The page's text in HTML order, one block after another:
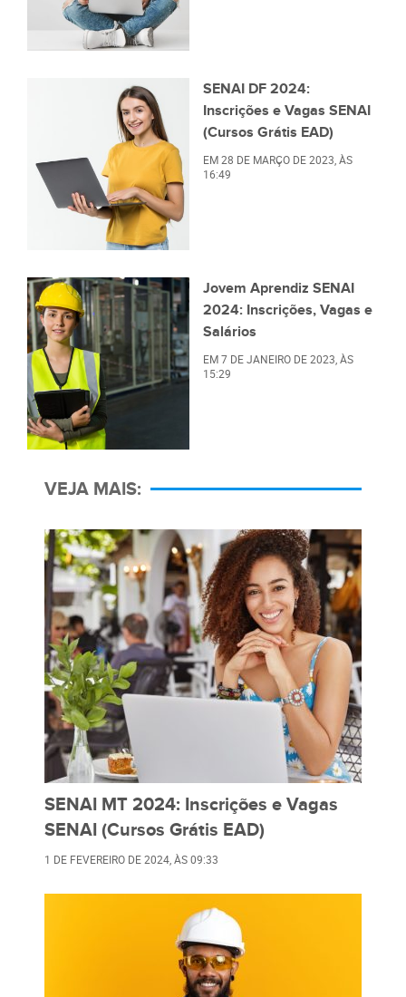
SENAI DF 2024:
Inscrições e Vagas SENAI
(Cursos Grátis EAD)
EM28 DE MARÇO DE 2023 , ÀS
16:49
Jovem Aprendiz SENAI
2024: Inscrições, Vagas e
Salários
EM7 DE JANEIRO DE 2023 , ÀS
15:29
VEJA MAIS:
SENAI MT 2024: Inscrições e Vagas
SENAI (Cursos Grátis EAD)
1 DE FEVEREIRO DE 2024 , ÀS09:33